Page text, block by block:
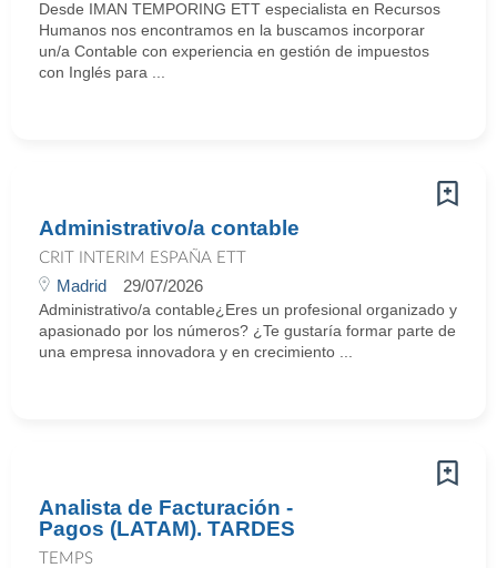
Desde IMAN TEMPORING ETT especialista en Recursos
Humanos nos encontramos en la buscamos incorporar
un/a Contable con experiencia en gestión de impuestos
con Inglés para ...
Administrativo/a contable
CRIT INTERIM ESPAÑA ETT
Madrid 29/07/2026
Administrativo/a contable¿Eres un profesional organizado y
apasionado por los números? ¿Te gustaría formar parte de
una empresa innovadora y en crecimiento ...
Analista de Facturación -
Pagos (LATAM). TARDES
TEMPS